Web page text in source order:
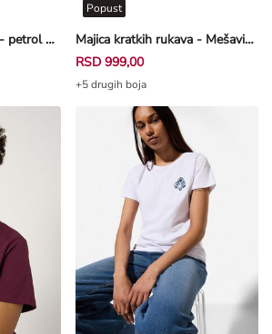
Majica kratkih rukava - petrol plava Majica kratkih rukava - Mešavina viskoze - roze
Popust
RSD 999,00
+5 drugih boja